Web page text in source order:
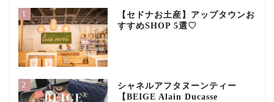
1
【セドナお土産】アップタウンお
すすめSHOP 5選♡
2
シャネルアフタヌーンティー
【BEIGE Alain Ducasse